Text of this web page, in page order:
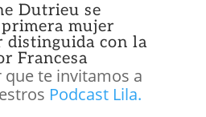
Dutrieu se
mujer
distinguida con la
Francesa
te invitamos a
Podcast Lila.